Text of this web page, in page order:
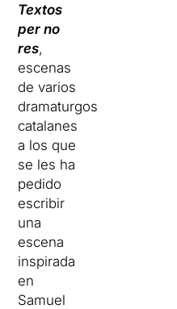
Textos
per no
res,
escenas
de varios
dramaturgos
catalanes
a los que
se les ha
pedido
escribir
una
escena
inspirada
en
Samuel